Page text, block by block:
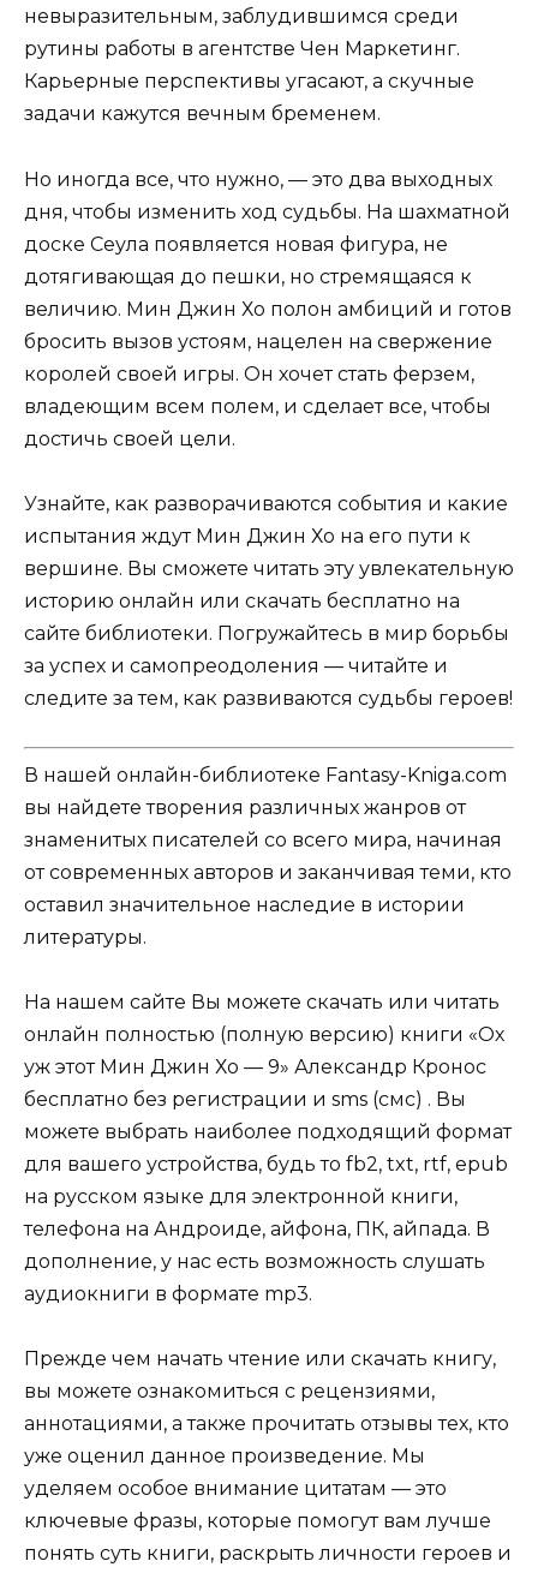
невыразительным, заблудившимся среди
рутины работы в агентстве Чен Маркетинг.
Карьерные перспективы угасают, а скучные
задачи кажутся вечным бременем.
Но иногда все, что нужно, — это два выходных
дня, чтобы изменить ход судьбы. На шахматной
доске Сеула появляется новая фигура, не
дотягивающая до пешки, но стремящаяся к
величию. Мин Джин Хо полон амбиций и готов
бросить вызов устоям, нацелен на свержение
королей своей игры. Он хочет стать ферзем,
владеющим всем полем, и сделает все, чтобы
достичь своей цели.
Узнайте, как разворачиваются события и какие
испытания ждут Мин Джин Хо на его пути к
вершине. Вы сможете читать эту увлекательную
историю онлайн или скачать бесплатно на
сайте библиотеки. Погружайтесь в мир борьбы
за успех и самопреодоления — читайте и
следите за тем, как развиваются судьбы героев!
В нашей онлайн-библиотеке Fantasy-Kniga.com
вы найдете творения различных жанров от
знаменитых писателей со всего мира, начиная
от современных авторов и заканчивая теми, кто
оставил значительное наследие в истории
литературы.
На нашем сайте Вы можете скачать или читать
онлайн полностью (полную версию) книги «Ох
уж этот Мин Джин Хо — 9» Александр Кронос
бесплатно без регистрации и sms (смс) . Вы
можете выбрать наиболее подходящий формат
для вашего устройства, будь то fb2, txt, rtf, epub
на русском языке для электронной книги,
телефона на Андроиде, айфона, ПК, айпада. В
дополнение, у нас есть возможность слушать
аудиокниги в формате mp3.
Прежде чем начать чтение или скачать книгу,
вы можете ознакомиться с рецензиями,
аннотациями, а также прочитать отзывы тех, кто
уже оценил данное произведение. Мы
уделяем особое внимание цитатам — это
ключевые фразы, которые помогут вам лучше
понять суть книги, раскрыть личности героев и